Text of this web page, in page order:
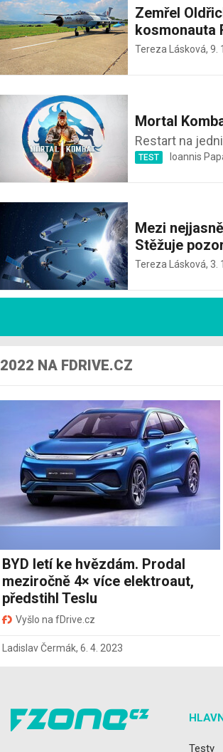
Zemřel
kosmonauta
Tereza Lásková, 9.
Mortal
Restart na
TEST Ioannis
Mezi
Stěžuje
Tereza Lásková, 3.
2022 NA FDRIVE.CZ
BYD letí ke hvězdám. Prodal
meziročně 4× více elektroaut,
předstihl Teslu
Vyšlo na fDrive.cz
Ladislav Čermák, 6. 4. 2023
Testy